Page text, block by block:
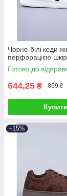
Чорно-білі кеди
перфорацією
Готово до
644,25 ₴ 859 ₴
Купити
–15%